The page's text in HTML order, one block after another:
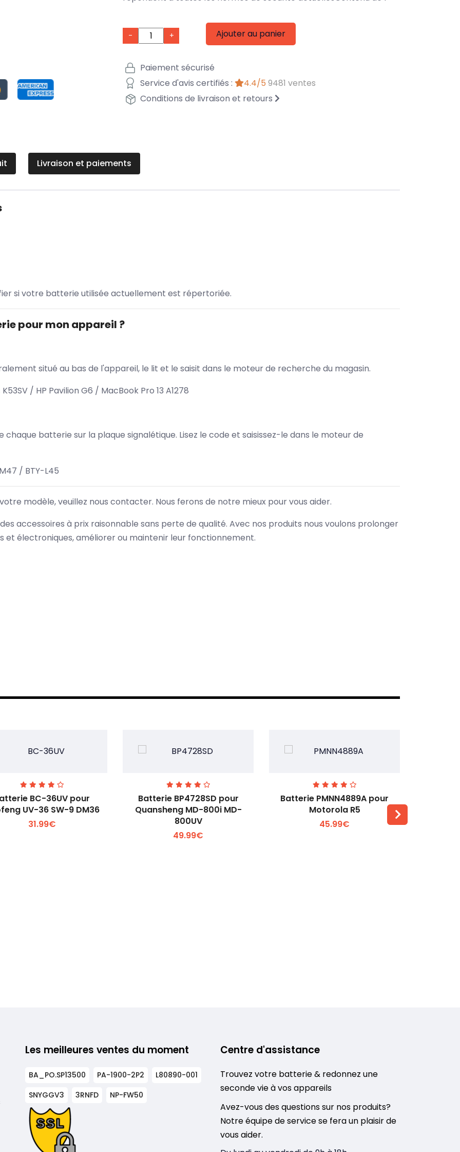
- + Ajouter au panier
Paiement sécurisé
Service d'avis certifiés :
4.4/5 9481 ventes
Conditions de livraison et retours
Livraison et paiements
si votre batterie utilisée actuellement est répertoriée.
pour mon appareil ?
situé au bas de l'appareil, le lit et le saisit dans le moteur de recherche du magasin.
/ HP Pavilion G6 / MacBook Pro 13 A1278
batterie sur la plaque signalétique. Lisez le code et saisissez-le dans le moteur de
/ BTY-L45
modèle, veuillez nous contacter. Nous ferons de notre mieux pour vous aider.
accessoires à prix raisonnable sans perte de qualité. Avec nos produits nous voulons prolonger
et électroniques, améliorer ou maintenir leur fonctionnement.
Voir plus +
BC-36UV pour
UV-36 SW-9 DM36
31.99€
Voir plus +
Batterie BP4728SD pour
Quansheng MD-800i MD-
800UV
49.99€
Voir plus +
Batterie PMNN4889A pour
Motorola R5
45.99€
Les meilleures ventes du moment
BA_PO.SP13500 PA-1900-2P2
L80890-001
SNYGGV3
3RNFD NP-FW50
Centre d'assistance
Trouvez votre batterie & redonnez une
seconde vie à vos appareils
Avez-vous des questions sur nos produits?
Notre équipe de service se fera un plaisir de
vous aider.